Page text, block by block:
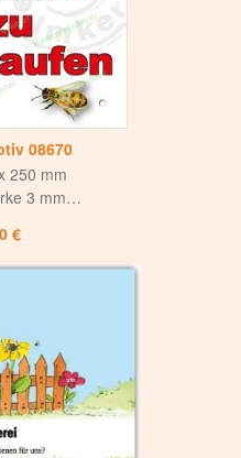
8 mm
08670
€
250 mm
3 mm
versiegelt
Aussen
8 mm